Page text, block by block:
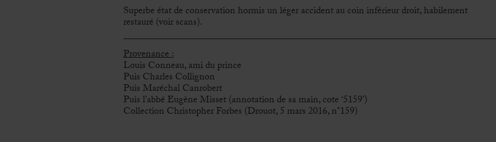
Superbe état de conservation hormis un léger accident au coin inférieur droit, habilement
restauré (voir scans).
Provenance :
Louis Conneau, ami du prince
Puis Charles Collignon
Puis Maréchal Canrobert
Puis l’abbé Eugène Misset (annotation de sa main, cote ‘5159’)
Collection Christopher Forbes (Drouot, 5 mars 2016, n°159)